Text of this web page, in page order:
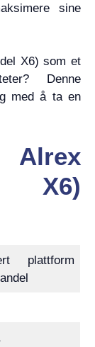
sine
X6) som et
Denne
med å ta en
Alrex
plattform